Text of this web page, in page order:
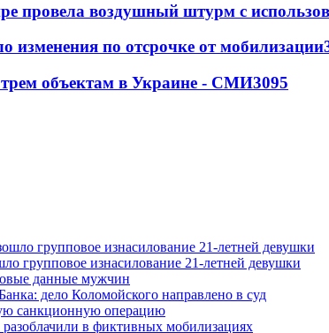
провела воздушный штурм с
изменения по отсрочке от мобилизации
объектам в Украине - СМИ3095
групповое изнасилование 21-летней девушки
данные мужчин
дело Коломойского направлено в суд
санкционную операцию
в фиктивных мобилизациях